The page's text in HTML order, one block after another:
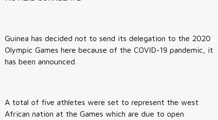
Guinea has decided not to send its delegation to the 2020
Olympic Games here because of the COVID-19 pandemic, it
has been announced.
A total of five athletes were set to represent the west
African nation at the Games which are due to open